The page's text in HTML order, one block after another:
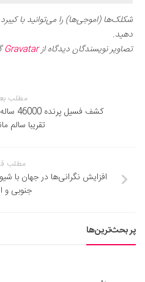
شکلک‌ها (اموجی‌ها) را می‌توانید با
دهید.
تصاویر نویسندگان دیدگاه ازGravatar
مطلب
کشف
تقریبا سالم
مطلب
افزایش نگرانی‌ها در جهان با
جنوبی و
پر بحث‌ترین‌ها